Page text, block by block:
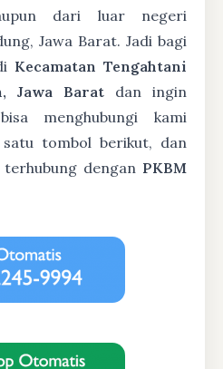
dari luar negeri
Jawa Barat. Jadi bagi
Kecamatan Tengahtani
Jawa Barat dan ingin
menghubungi kami
satu tombol berikut, dan
dengan PKBM